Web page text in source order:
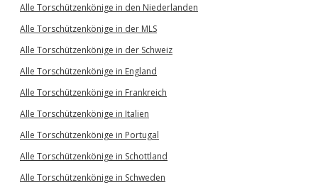
Alle Torschützenkönige in den Niederlanden
Alle Torschützenkönige in der MLS
Alle Torschützenkönige in der Schweiz
Alle Torschützenkönige in England
Alle Torschützenkönige in Frankreich
Alle Torschützenkönige in Italien
Alle Torschützenkönige in Portugal
Alle Torschützenkönige in Schottland
Alle Torschützenkönige in Schweden